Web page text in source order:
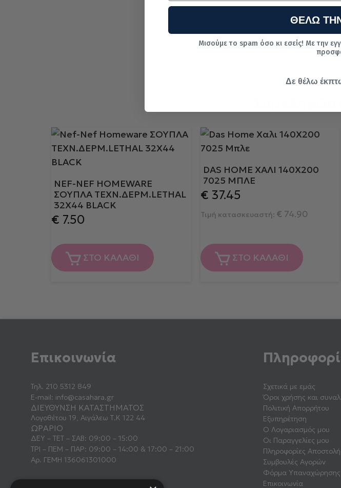
NEF-NEF HOMEWARE
ΣΟΥΠΛΑ ΤΕΧΝ.ΔΕΡΜ.LETHAL
32Χ44 BLACK
€ 7.50
ΣΤΟ ΚΑΛΑΘΙ
DAS HOME ΧΑΛΙ 140Χ200
7025 ΜΠΛΕ
€ 37.45
Τιμή κατασκευαστή: €74.90
ΣΤΟ ΚΑΛΑΘΙ
Επικοινωνία
Τηλ. 210 5312 849
E-mail: info@casahara.gr
ΔΙΕΥΘΥΝΣΗ ΚΑΤΑΣΤΗΜΑΤΟΣ
Λογοθέτου 19, Αιγάλεω Τ.Κ 122 44
ΩΡΑΡΙΟ
ΔΕΥ – ΤΕΤ – ΣΑΒ: 09:00 – 15:00
ΤΡΙ – ΠΕΜ – ΠΑΡ: 09:00 – 14:00 & 17:00 – 21:00
Αρ. ΓΕΜΗ 136061301000
Σχετικά με εμάς
Όροι χρήσης και
Πολιτική Απορρήτου
Εξυπηρέτηση
Ο Λογαριασμός μου
Οι Παραγγελίες μου
Πληροφορίες
Συμβουλές Αγορών
Φόρμα Υπαναχώρησης
Επικοινωνία
ΘΕΛΩ
Μισούμε το spam όσο κι εσείς! Με την
Δε θέλω